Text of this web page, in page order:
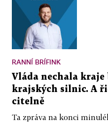
RANNÍ BRÍFINK
Vláda nechala kraje
krajských silnic. A
citelně
Ta zpráva na konci